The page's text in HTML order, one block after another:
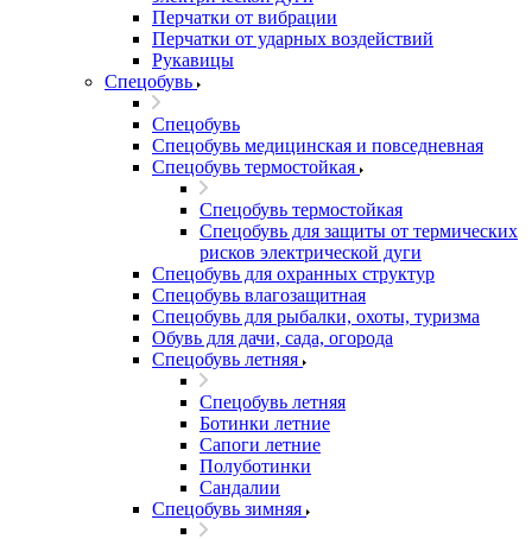
Перчатки от вибрации
Перчатки от ударных воздействий
Рукавицы
Спецобувь
Спецобувь
Спецобувь медицинская и повседневная
Спецобувь термостойкая
Спецобувь термостойкая
Спецобувь для защиты от термических
рисков электрической дуги
Спецобувь для охранных структур
Спецобувь влагозащитная
Спецобувь для рыбалки, охоты, туризма
Обувь для дачи, сада, огорода
Спецобувь летняя
Спецобувь летняя
Ботинки летние
Сапоги летние
Полуботинки
Сандалии
Спецобувь зимняя